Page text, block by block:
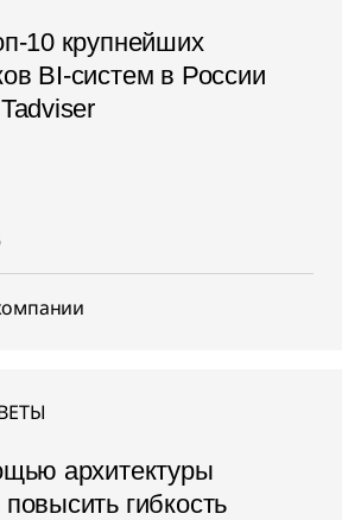
10 крупнейших
BI-систем в России
архитектуры
гибкость